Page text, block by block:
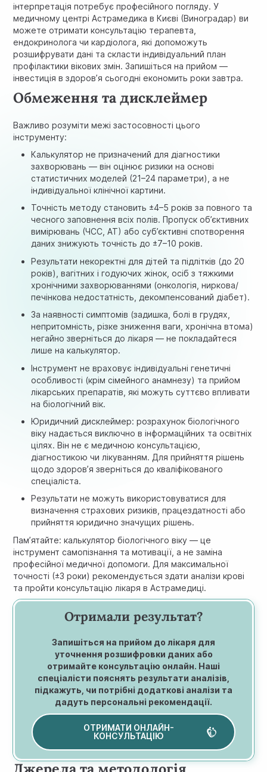
інтерпретація потребує професійного погляду. У
медичному центрі Астрамедика в Києві (Виноградар) ви
можете отримати консультацію терапевта,
ендокринолога чи кардіолога, які допоможуть
розшифрувати дані та скласти індивідуальний план
профілактики вікових змін. Запишіться на прийом —
інвестиція в здоров’я сьогодні економить роки завтра.
Обмеження та дисклеймер
Важливо розуміти межі застосовності цього
інструменту:
Калькулятор не призначений для діагностики
захворювань — він оцінює ризики на основі
статистичних моделей (21–24 параметри), а не
індивідуальної клінічної картини.
Точність методу становить ±4–5 років за повного та
чесного заповнення всіх полів. Пропуск об’єктивних
вимірювань (ЧСС, АТ) або суб’єктивні спотворення
даних знижують точність до ±7–10 років.
Результати некоректні для дітей та підлітків (до 20
років), вагітних і годуючих жінок, осіб з тяжкими
хронічними захворюваннями (онкологія, ниркова/
печінкова недостатність, декомпенсований діабет).
За наявності симптомів (задишка, болі в грудях,
непритомність, різке зниження ваги, хронічна втома)
негайно зверніться до лікаря — не покладайтеся
лише на калькулятор.
Інструмент не враховує індивідуальні генетичні
особливості (крім сімейного анамнезу) та прийом
лікарських препаратів, які можуть суттєво впливати
на біологічний вік.
Юридичний дисклеймер: розрахунок біологічного
віку надається виключно в інформаційних та освітніх
цілях. Він не є медичною консультацією,
діагностикою чи лікуванням. Для прийняття рішень
щодо здоров’я зверніться до кваліфікованого
спеціаліста.
Результати не можуть використовуватися для
визначення страхових ризиків, працездатності або
прийняття юридично значущих рішень.
Пам’ятайте: калькулятор біологічного віку — це
інструмент самопізнання та мотивації, а не заміна
професійної медичної допомоги. Для максимальної
точності (±3 роки) рекомендується здати аналізи крові
та пройти консультацію лікаря в Астрамедиці.
Отримали результат?
Запишіться на прийом до лікаря для
уточнення розшифровки даних або
отримайте консультацію онлайн. Наші
спеціалісти пояснять результати аналізів,
підкажуть, чи потрібні додаткові аналізи та
дадуть персональні рекомендації.
ОТРИМАТИ ОНЛАЙН-
КОНСУЛЬТАЦІЮ